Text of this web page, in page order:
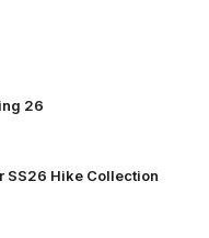
26
SS26 Hike Collection